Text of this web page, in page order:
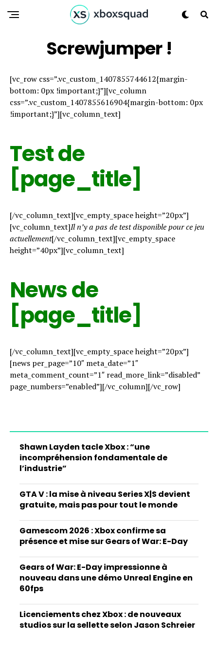
Screwjumper !
[vc_row css=”.vc_custom_1407855744612{margin-
bottom: 0px !important;}”][vc_column
css=”.vc_custom_1407855616904{margin-bottom: 0px
!important;}”][vc_column_text]
Test de
[page_title]
[/vc_column_text][vc_empty_space height=”20px”]
[vc_column_text]Il n’y a pas de test disponible pour ce jeu
actuellement[/vc_column_text][vc_empty_space
height=”40px”][vc_column_text]
News de
[page_title]
[/vc_column_text][vc_empty_space height=”20px”]
[news per_page=”10″ meta_date=”1″
meta_comment_count=”1″ read_more_link=”disabled”
page_numbers=”enabled”][/vc_column][/vc_row]
Shawn Layden tacle Xbox : “une
incompréhension fondamentale de
l’industrie”
GTA V : la mise à niveau Series X|S devient
gratuite, mais pas pour tout le monde
Gamescom 2026 : Xbox confirme sa
présence et mise sur Gears of War: E-Day
Gears of War: E-Day impressionne à
nouveau dans une démo Unreal Engine en
60fps
Licenciements chez Xbox : de nouveaux
studios sur la sellette selon Jason Schreier